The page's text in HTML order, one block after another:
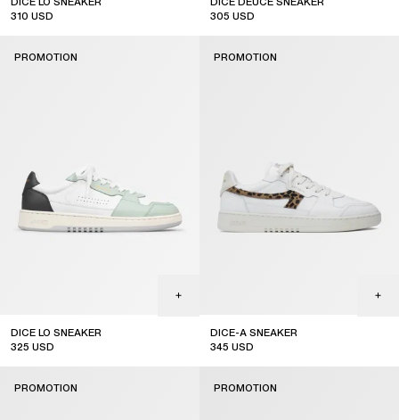
310 USD
305 USD
DICE LO SNEAKER
325 USD
PROMOTION
DICE-A SNEAKER
345 USD
PROMOTION
PROMOTION PROMOTION